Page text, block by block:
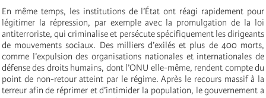
En même temps, les institutions de l’État ont réagi rapidement pour
légitimer la répression, par exemple avec la promulgation de la loi
antiterroriste, qui criminalise et persécute spécifiquement les dirigeants
de mouvements sociaux. Des milliers d’exilés et plus de 400 morts,
comme l’expulsion des organisations nationales et internationales de
défense des droits humains, dont l’ONU elle-même, rendent compte du
point de non-retour atteint par le régime. Après le recours massif à la
terreur afin de réprimer et d’intimider la population, le gouvernement a